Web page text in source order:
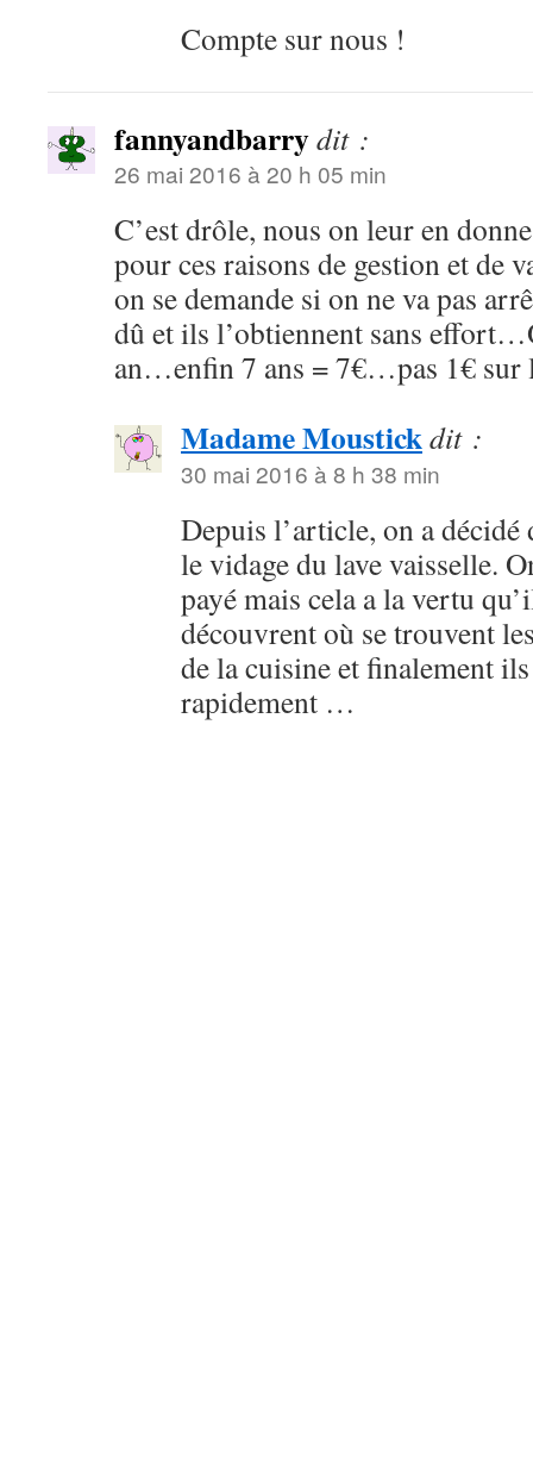
Compte sur nous !
fannyandbarrydit :
26 mai 2016 à 20 h 05 min
C’est drôle, nous on leur en
pour ces raisons de gestion et de
on se demande si on ne va pas
dû et ils l’obtiennent sans
an…enfin 7 ans = 7€…pas 1€ sur
Madame Moustickdit :
30 mai 2016 à 8 h 38 min
Depuis l’article, on a
le vidage du lave vaisselle.
payé mais cela a la vertu
découvrent où se trouvent
de la cuisine et finalement
rapidement …